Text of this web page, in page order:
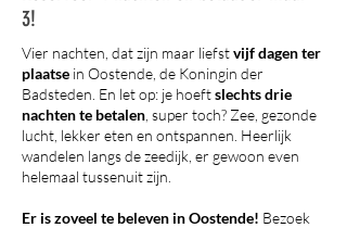
3!
Vier nachten, dat zijn maar liefstvijf dagen ter
plaatse in Oostende, de Koningin der
Badsteden. En let op: je hoeftslechts drie
nachten te betalen , super toch? Zee, gezonde
lucht, lekker eten en ontspannen. Heerlijk
wandelen langs de zeedijk, er gewoon even
helemaal tussenuit zijn.
Er is zoveel te beleven in Oostende! Bezoek